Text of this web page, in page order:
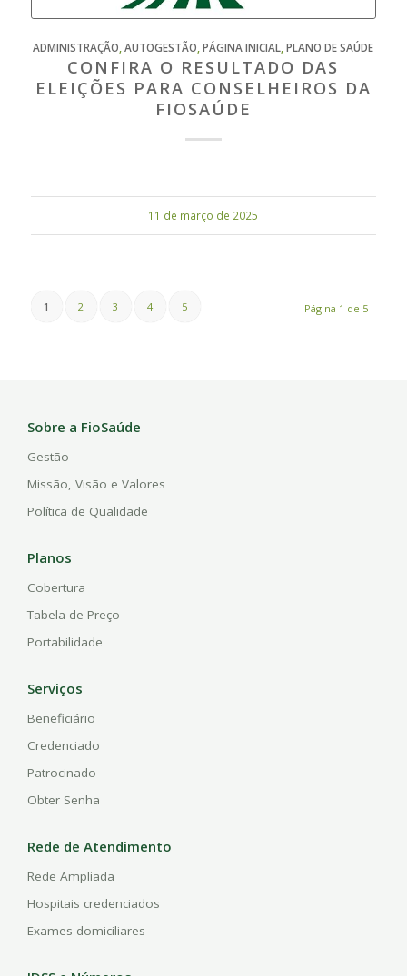
ADMINISTRAÇÃO ,AUTOGESTÃO ,PÁGINA INICIAL ,PLANO DE SAÚDE
CONFIRA O RESULTADO DAS
ELEIÇÕES PARA CONSELHEIROS DA
FIOSAÚDE
11 de março de 2025
Página 1 de 5
1 2 3 4 5
Sobre a FioSaúde
Gestão
Missão, Visão e Valores
Política de Qualidade
Planos
Cobertura
Tabela de Preço
Portabilidade
Serviços
Beneficiário
Credenciado
Patrocinado
Obter Senha
Rede de Atendimento
Rede Ampliada
Hospitais credenciados
Exames domiciliares